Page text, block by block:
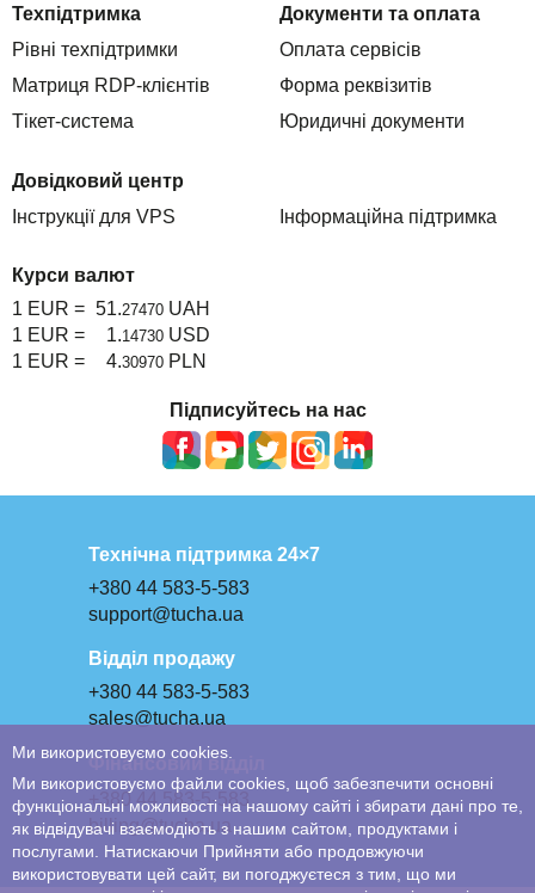
Техпідтримка
Рівні техпідтримки
Матриця RDP-клієнтів
Тікет-система
Документи та оплата
Оплата сервісів
Форма реквізитів
Юридичні документи
Довідковий центр
Інструкції для VPS
Інформаційна підтримка
Курси валют
1 EUR = 51.27470 UAH
1 EUR =
1.14730 USD
1 EUR =
4.30970 PLN
Підписуйтесь на нас
Технічна підтримка 24×7
+380 44 583-5-583
support@tucha.ua
Відділ продажу
+380 44 583-5-583
sales@tucha.ua
Фінансовий відділ
+380 44 583-5-583
billing@tucha.ua
Ми використовуємо cookies.
Ми використовуємо файли cookies, щоб забезпечити основні
функціональні можливості на нашому сайті і збирати дані про те,
як відвідувачі взаємодіють з нашим сайтом, продуктами і
послугами. Натискаючи Прийняти або продовжуючи
використовувати цей сайт, ви погоджуєтеся з тим, що ми